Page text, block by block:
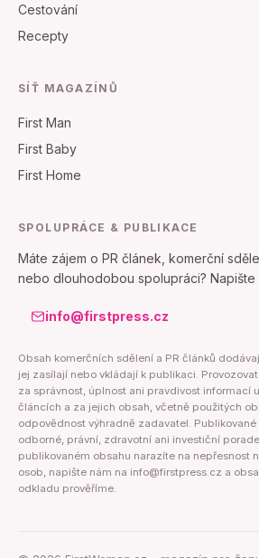
Cestování
Recepty
SÍŤ MAGAZÍNŮ
First Man
First Baby
First Home
SPOLUPRÁCE & PUBLIKACE
Máte zájem o PR článek, komerční
nebo dlouhodobou spolupráci? Napište
info@firstpress.cz
Obsah komerčních sdělení a PR článků
jej zasílají nebo vkládají k publikaci.
za správnost, úplnost ani pravdivost informací
článcích a za jejich obsah, včetně použitých
odpovědnost výhradně zadavatel.
odborné, právní, zdravotní ani investiční
publikovaném obsahu narazíte na nepřesnost
osob, napište nám na info@firstpress.cz a
odkladu prověříme.